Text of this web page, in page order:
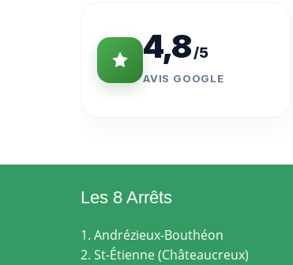
4,8/5
AVIS GOOGLE
Les 8 Arrêts
1. Andrézieux-Bouthéon
2. St-Étienne (Châteaucreux)